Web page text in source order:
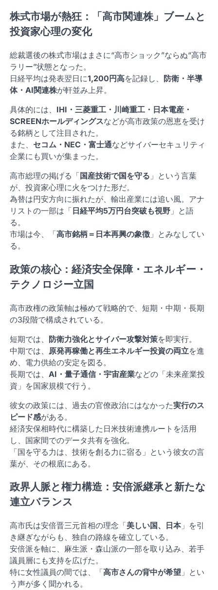
株式市場が熱狂：「高市関連株」ブームと
投資家心理の変化
総裁選後の株式市場はまさに“高市ショック”ならぬ“高市
ラリー”状態となった。
日経平均は発表翌日に1,200円高を記録し、 防衛・半導
体・AI関連株が軒並み上昇。
具体的には、 IHI・三菱重工・川崎重工・日本電産・
SCREENホールディングスなどが高市政策の恩恵を受け
る銘柄として注目された。
また、 セコム・NEC・富士通などサイバーセキュリティ
企業にも買いが集まった。
高市総理の掲げる「国産技術で国を守る 」という言葉
が、投資家心理に火をつけた形だ。
為替は円安方向に振れたが、輸出産業には追い風。アナ
リストの一部は「日経平均5万円台突破も視野 」と語
る。
市場は今、「高市銘柄＝日本再興の象徴 」とみなしてい
る。
政策の核心：経済安全保障・エネルギー・
テクノロジー立国
高市政権の政策軸は極めて戦略的で、短期・中期・長期
の3段階で構成されている。
短期では、 防衛力強化とサイバー攻撃対策を即実行。
中期では、 原発再稼働と再生エネルギー投資の両立を進
め、電力供給の安定を図る。
長期では、 AI・量子通信・宇宙産業などの「未来産業投
資」を国家規模で行う。
彼女の政策には、過去の官僚政治にはなかった実行のス
ピード感がある。
経済安保相時代に構築した日米技術連携ルートを活用
し、国家間でのデータ共有を強化。
「国を守る力は、技術を創る力に宿る」という彼女の言
葉が、その根底にある。
政界人脈と権力構造：安倍派継承と新たな
連立バランス
高市氏は安倍晋三元首相の理念「美しい国、日本」を引
き継ぎながらも、独自の路線を確立している。
安倍派を軸に、麻生派・森山派の一部を取り込み、若手
議員層にも支持を広げた。
特に女性議員の間では、「高市さんの背中が希望 」とい
う声が多く聞かれる。